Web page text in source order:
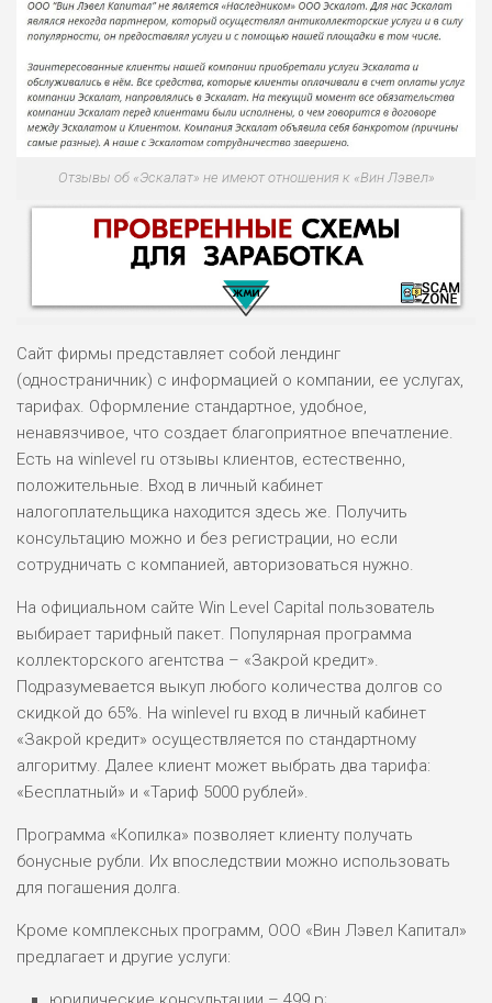
Отзывы об «Эскалат» не имеют отношения к «Вин Лэвел»
НАЗВАНИЕ ОБЗОР
ВСЕМ
ДОХОД: ВЫСОКИЙ
БЮДЖЕТ: ВЫСОКИЙ
ЛЮБИТЕЛЯ
М СТАВОК
РИСКИ: СРЕДНИЕ
ДОХОД: ВЫСОКИЙ
БЮДЖЕТ: НИЗКИЙ
ОБЗОР
ПОДОЙДЕТ
ВСЕМ
РИСКИ: НИЗКИЕ
БЮДЖЕТ: НИЗКИЙ
ОБЗОР
Сайт фирмы представляет собой лендинг
(одностраничник) с информацией о компании, ее услугах,
тарифах. Оформление стандартное, удобное,
ненавязчивое, что создает благоприятное впечатление.
Есть на winlevel ru отзывы клиентов, естественно,
положительные. Вход в личный кабинет
налогоплательщика находится здесь же. Получить
консультацию можно и без регистрации, но если
сотрудничать с компанией, авторизоваться нужно.
На официальном сайте Win Level Capital пользователь
выбирает тарифный пакет. Популярная программа
коллекторского агентства – «Закрой кредит».
Подразумевается выкуп любого количества долгов со
скидкой до 65%. На winlevel ru вход в личный кабинет
«Закрой кредит» осуществляется по стандартному
алгоритму. Далее клиент может выбрать два тарифа:
«Бесплатный» и «Тариф 5000 рублей».
Программа «Копилка» позволяет клиенту получать
бонусные рубли. Их впоследствии можно использовать
для погашения долга.
Кроме комплексных программ, ООО «Вин Лэвел Капитал»
предлагает и другие услуги: